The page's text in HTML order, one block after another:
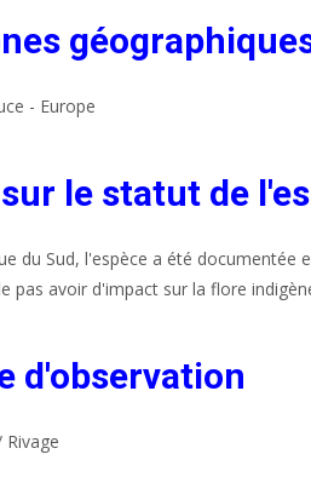
- Europe
le statut de
du Sud, l'espèce a été documentée
pas avoir d'impact sur la flore
d'observation
Rivage